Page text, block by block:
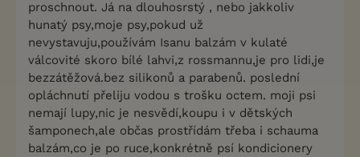
proschnout. Já na dlouhosrstý , nebo jakkoliv
hunatý psy,moje psy,pokud už
nevystavuju,používám Isanu balzám v kulaté
válcovité skoro bílé lahvi,z rossmannu,je pro lidi,je
bezzátěžová.bez silikonů a parabenů. poslední
opláchnutí přeliju vodou s trošku octem. moji psi
nemají lupy,nic je nesvědí,koupu i v dětských
šamponech,ale občas prostřídám třeba i schauma
balzám,co je po ruce,konkrétně psí kondicionery